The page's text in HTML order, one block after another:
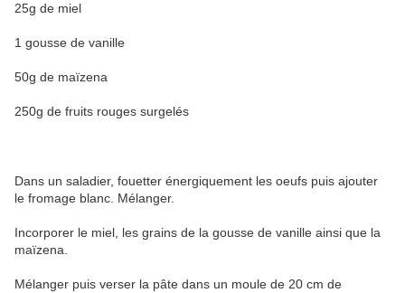
25g de miel
1 gousse de vanille
50g de maïzena
250g de fruits rouges surgelés
Dans un saladier, fouetter énergiquement les oeufs puis ajouter
le fromage blanc. Mélanger.
Incorporer le miel, les grains de la gousse de vanille ainsi que la
maïzena.
Mélanger puis verser la pâte dans un moule de 20 cm de